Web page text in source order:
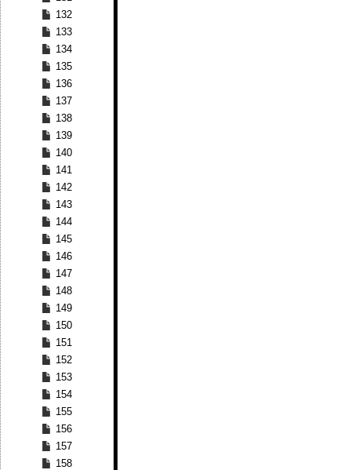
132
133
134
135
136
137
138
139
140
141
142
143
144
145
146
147
148
149
150
151
152
153
154
155
156
157
158